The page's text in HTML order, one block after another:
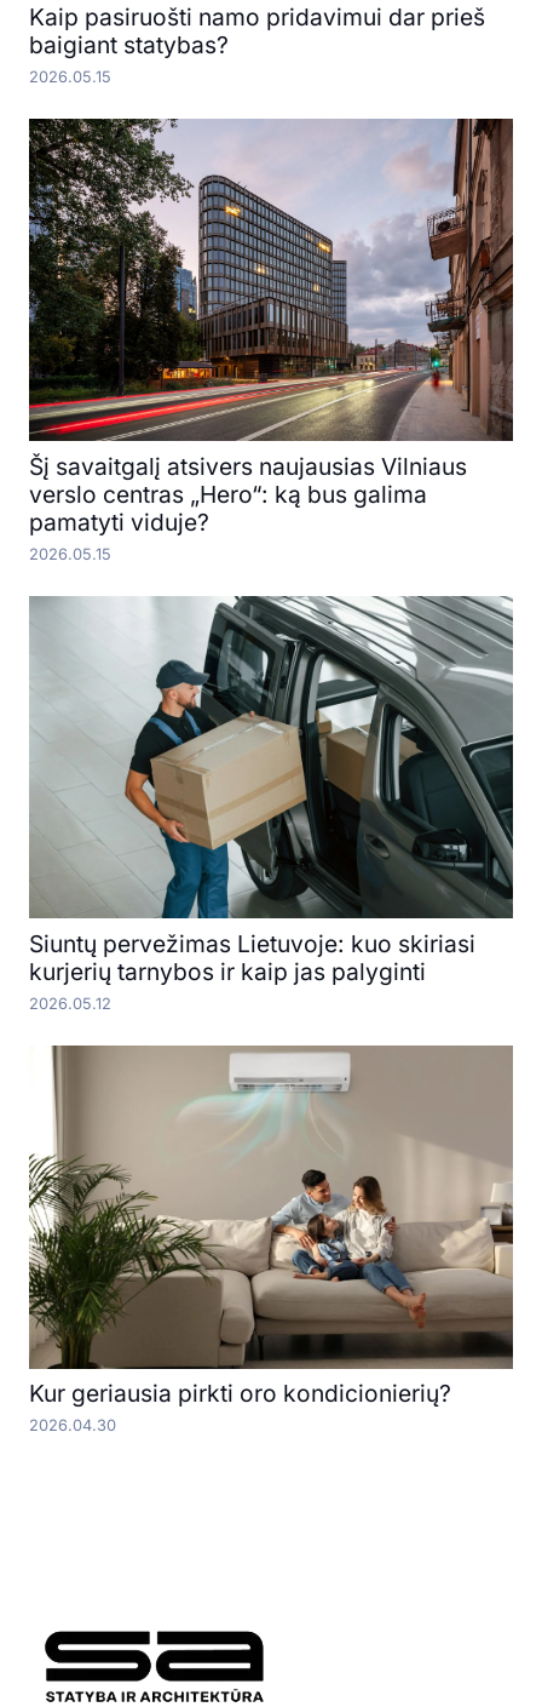
Kaip pasiruošti namo pridavimui dar prieš
baigiant statybas?
2026.05.15
Šį savaitgalį atsivers naujausias Vilniaus
verslo centras „Hero“: ką bus galima
pamatyti viduje?
2026.05.15
Siuntų pervežimas Lietuvoje: kuo skiriasi
kurjerių tarnybos ir kaip jas palyginti
2026.05.12
Kur geriausia pirkti oro kondicionierių?
2026.04.30